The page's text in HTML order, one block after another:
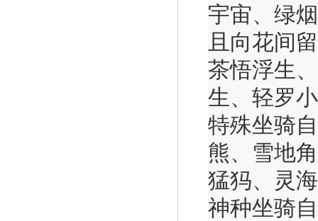
宇宙、绿
且向花间
茶悟浮生
生、轻罗
特殊坐骑
熊、雪地
猛犸、灵
神种坐骑